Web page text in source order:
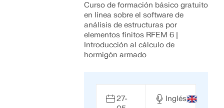
Curso de formación básico gratuito
en línea sobre el software de
análisis de estructuras por
elementos finitos RFEM 6 |
Introducción al cálculo de
hormigón armado
27-
Inglés